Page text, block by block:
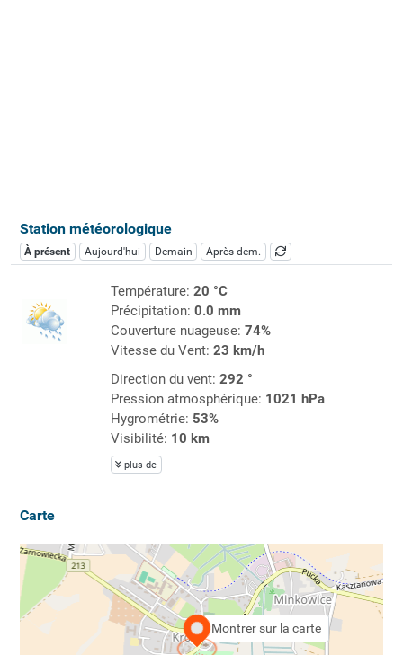
Station météorologique
À présent Aujourd'hui Demain Après-dem.
Température: 20 °C
Précipitation: 0.0 mm
Couverture nuageuse: 74%
Vitesse du Vent: 23 km/h
Direction du vent: 292 °
Pression atmosphérique: 1021 hPa
Hygrométrie: 53%
Visibilité: 10 km
plus de
Carte
Montrer sur la carte